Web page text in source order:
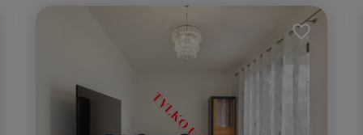
2
ulubionych Dodaj do